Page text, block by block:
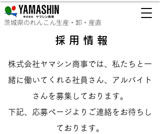
茨城県のれんこん生産・卸・産直
採 用 情 報
株式会社ヤマシン商事では、私たちと一
緒に働いてくれる社員さん、アルバイト
さんを募集しております。​
下記、応募ページよりご連絡をお待ちし
ております。